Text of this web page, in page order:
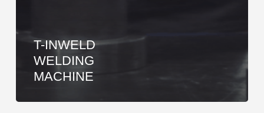
T-INWELD
WELDING
MACHINE